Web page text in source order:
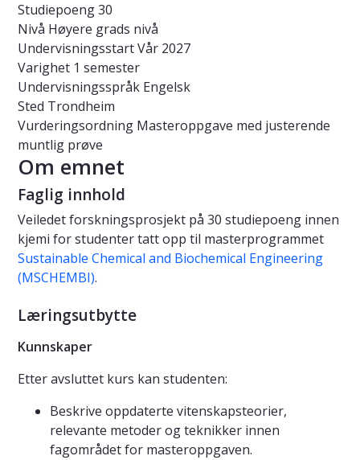
Studiepoeng30
Nivå Høyere grads nivå
UndervisningsstartVår 2027
Varighet 1 semester
Undervisningsspråk Engelsk
Sted Trondheim
Vurderingsordning Masteroppgave med justerende
muntlig prøve
Om emnet
Faglig innhold
Veiledet forskningsprosjekt på 30 studiepoeng innen
kjemi for studenter tatt opp til masterprogrammet
Sustainable Chemical and Biochemical Engineering
(MSCHEMBI).
Læringsutbytte
Kunnskaper
Etter avsluttet kurs kan studenten:
Beskrive oppdaterte vitenskapsteorier,
relevante metoder og teknikker innen
fagområdet for masteroppgaven.